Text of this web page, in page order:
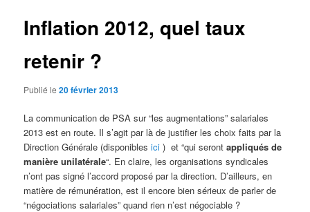
Inflation 2012, quel taux
retenir ?
Publié le20 février 2013
La communication de PSA sur “les augmentations” salariales
2013 est en route. Il s’agit par là de justifier les choix faits par la
Direction Générale (disponiblesici) et “qui serontappliqués de
manière unilatérale“. En claire, les organisations syndicales
n’ont pas signé l’accord proposé par la direction. D’ailleurs, en
matière de rémunération, est il encore bien sérieux de parler de
“négociations salariales” quand rien n’est négociable ?